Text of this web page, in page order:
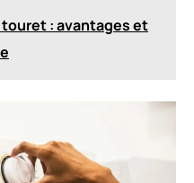
touret : avantages et